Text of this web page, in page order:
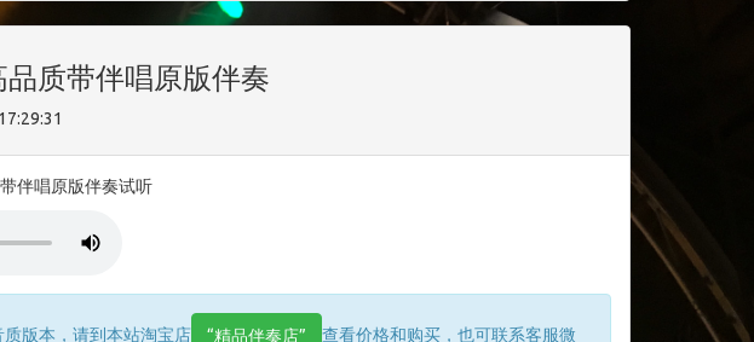
品质带伴唱原版伴奏
伴唱原版伴奏试听
版本，请到本站淘宝店 “精品伴奏店” 查看价格和购买，也可联系客服微